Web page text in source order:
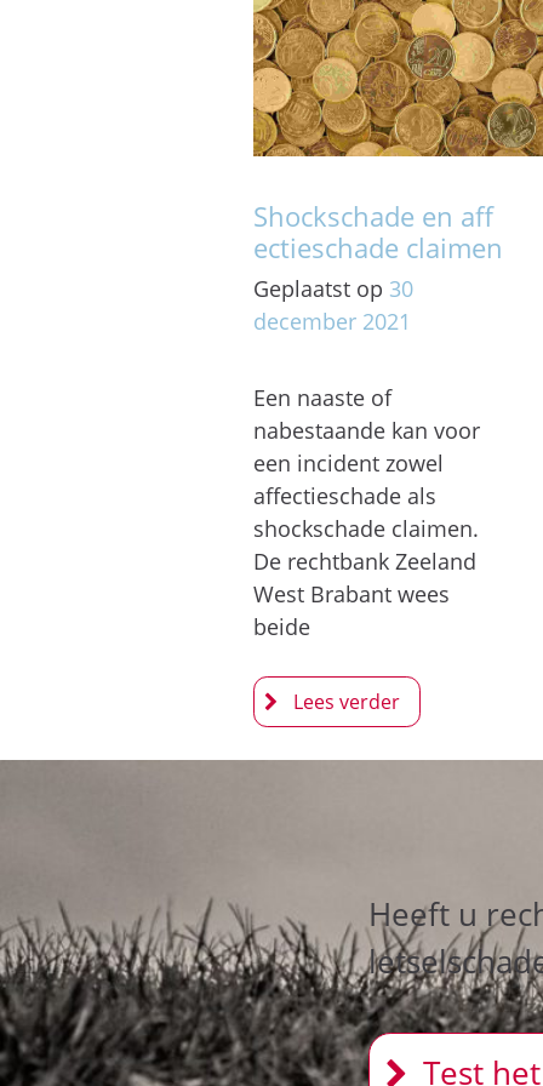
Shockschade en aff
ectieschade claimen
Geplaatst op 30
december 2021
Een naaste of
nabestaande kan voor
een incident zowel
affectieschade als
shockschade claimen.
De rechtbank Zeeland
West Brabant wees
beide
Heeft u
Test